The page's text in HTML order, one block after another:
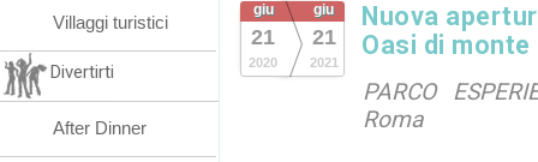
giu
21
2020
giu
21
2021
Nuova
Oasi di monte
PARCO
Roma
Villaggi turistici
Divertirti
After Dinner